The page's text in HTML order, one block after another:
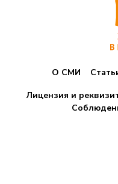
О СМИ
Лицензия и